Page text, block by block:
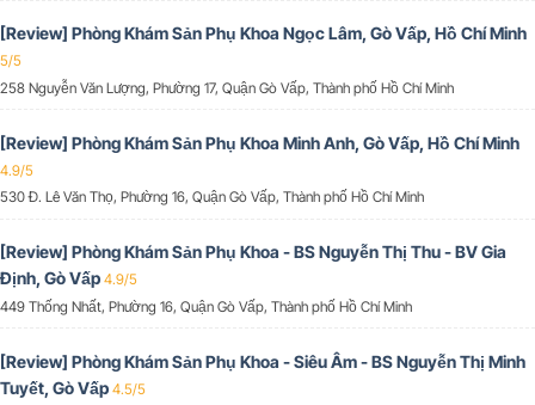
[Review] Phòng Khám Sản Phụ Khoa Ngọc Lâm, Gò Vấp, Hồ Chí Minh
5/5
258 Nguyễn Văn Lượng, Phường 17, Quận Gò Vấp, Thành phố Hồ Chí Minh
[Review] Phòng Khám Sản Phụ Khoa Minh Anh, Gò Vấp, Hồ Chí Minh
4.9/5
530 Đ. Lê Văn Thọ, Phường 16, Quận Gò Vấp, Thành phố Hồ Chí Minh
[Review] Phòng Khám Sản Phụ Khoa - BS Nguyễn Thị Thu - BV Gia
Định, Gò Vấp 4.9/5
449 Thống Nhất, Phường 16, Quận Gò Vấp, Thành phố Hồ Chí Minh
[Review] Phòng Khám Sản Phụ Khoa - Siêu Âm - BS Nguyễn Thị Minh
Tuyết, Gò Vấp 4.5/5